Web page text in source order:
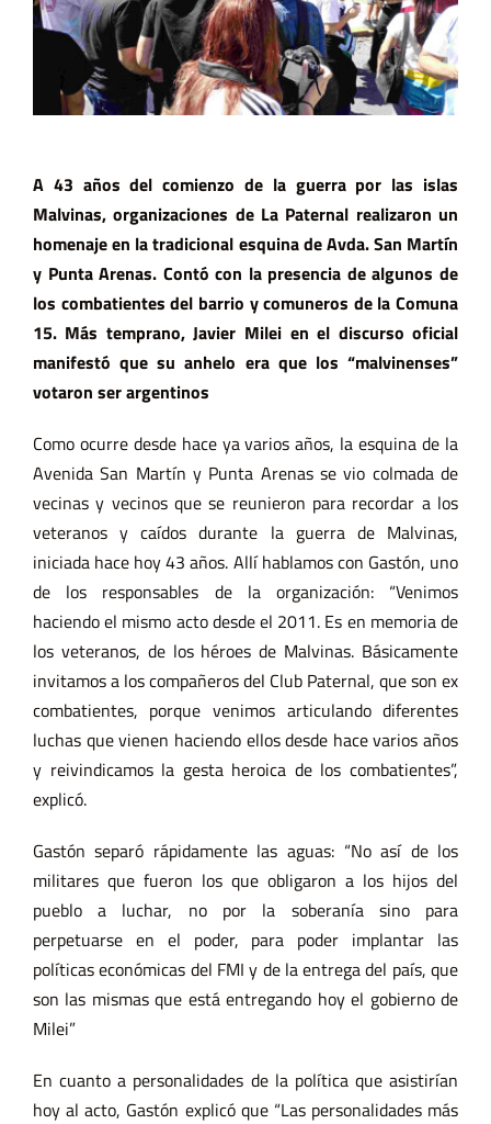
A 43 años del comienzo de la guerra por las islas
Malvinas, organizaciones de La Paternal realizaron un
homenaje en la tradicional esquina de Avda. San Martín
y Punta Arenas. Contó con la presencia de algunos de
los combatientes del barrio y comuneros de la Comuna
15. Más temprano, Javier Milei en el discurso oficial
manifestó que su anhelo era que los “malvinenses”
votaron ser argentinos
Como ocurre desde hace ya varios años, la esquina de la
Avenida San Martín y Punta Arenas se vio colmada de
vecinas y vecinos que se reunieron para recordar a los
veteranos y caídos durante la guerra de Malvinas,
iniciada hace hoy 43 años. Allí hablamos con Gastón, uno
de los responsables de la organización: “Venimos
haciendo el mismo acto desde el 2011. Es en memoria de
los veteranos, de los héroes de Malvinas. Básicamente
invitamos a los compañeros del Club Paternal, que son ex
combatientes, porque venimos articulando diferentes
luchas que vienen haciendo ellos desde hace varios años
y reivindicamos la gesta heroica de los combatientes”,
explicó.
Gastón separó rápidamente las aguas: “No así de los
militares que fueron los que obligaron a los hijos del
pueblo a luchar, no por la soberanía sino para
perpetuarse en el poder, para poder implantar las
políticas económicas del FMI y de la entrega del país, que
son las mismas que está entregando hoy el gobierno de
Milei”
En cuanto a personalidades de la política que asistirían
hoy al acto, Gastón explicó que “Las personalidades más